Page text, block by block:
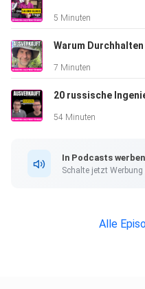
5 Minuten
7 Minuten
20 russische
54 Minuten
In Podcasts werben
Schalte jetzt Werbung
Alle